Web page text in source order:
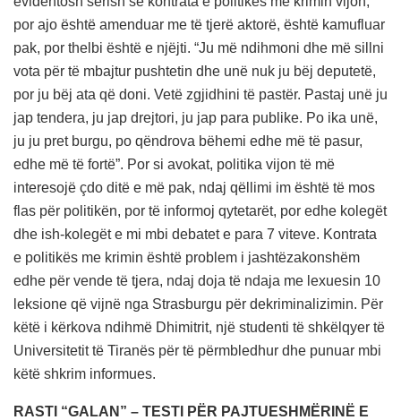
por ajo është amenduar me të tjerë aktorë, është kamufluar
pak, por thelbi është e njëjti. “Ju më ndihmoni dhe më sillni
vota për të mbajtur pushtetin dhe unë nuk ju bëj deputetë,
por ju bëj ata që doni. Vetë zgjidhini të pastër. Pastaj unë ju
jap tendera, ju jap drejtori, ju jap para publike. Po ika unë,
ju ju pret burgu, po qëndrova bëhemi edhe më të pasur,
edhe më të fortë”. Por si avokat, politika vijon të më
interesojë çdo ditë e më pak, ndaj qëllimi im është të mos
flas për politikën, por të informoj qytetarët, por edhe kolegët
dhe ish-kolegët e mi mbi debatet e para 7 viteve. Kontrata
e politikës me krimin është problem i jashtëzakonshëm
edhe për vende të tjera, ndaj doja të ndaja me lexuesin 10
leksione që vijnë nga Strasburgu për dekriminalizimin. Për
këtë i kërkova ndihmë Dhimitrit, një studenti të shkëlqyer të
Universitetit të Tiranës për të përmbledhur dhe punuar mbi
këtë shkrim informues.
RASTI “GALAN” – TESTI PËR PAJTUESHMËRINË E